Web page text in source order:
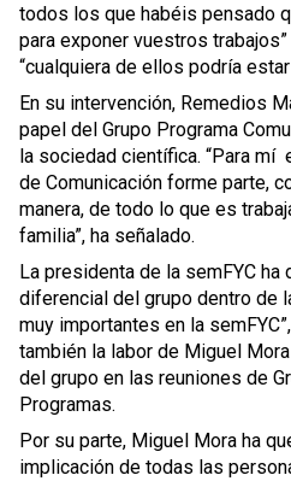
todos los que habéis pensado
para exponer vuestros
“cualquiera de ellos podría
En su intervención, Remedios
papel del Grupo Programa
la sociedad científica. “Para mí
de Comunicación forme parte,
manera, de todo lo que es
familia”, ha señalado.
La presidenta de la semFYC
diferencial del grupo dentro de
muy importantes en la
también la labor de Miguel
del grupo en las reuniones de
Programas.
Por su parte, Miguel Mora ha
implicación de todas las